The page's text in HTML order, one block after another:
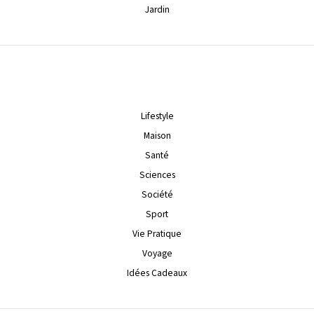
Jardin
Lifestyle
Maison
Santé
Sciences
Société
Sport
Vie Pratique
Voyage
Idées Cadeaux